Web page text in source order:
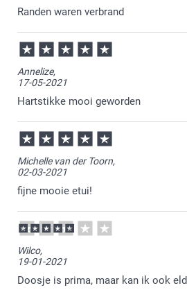
Randen waren verbrand
Annelize,
17-05-2021
Hartstikke mooi geworden
Michelle van der Toorn,
02-03-2021
fijne mooie etui!
Wilco,
19-01-2021
Doosje is prima, maar kan ik ook